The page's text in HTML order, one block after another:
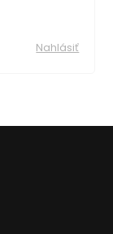
Nahlásiť